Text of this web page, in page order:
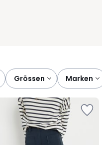
grössen marken